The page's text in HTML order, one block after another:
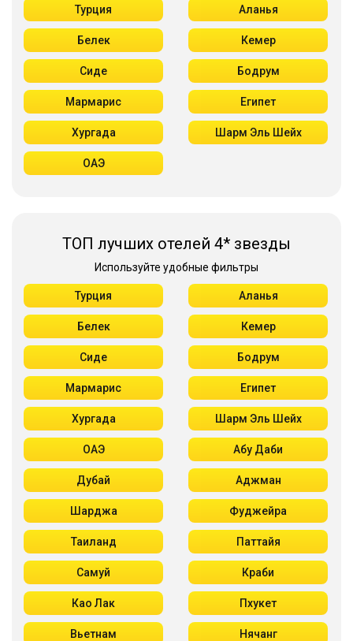
Турция Аланья
Белек Кемер
Сиде Бодрум
Мармарис Египет
Хургада Шарм Эль Шейх
ОАЭ
ТОП лучших отелей 4* звезды
Используйте удобные фильтры
Турция Аланья
Белек Кемер
Сиде Бодрум
Мармарис Египет
Хургада Шарм Эль Шейх
ОАЭ Абу Даби
Дубай Аджман
Шарджа Фуджейра
Таиланд Паттайя
Самуй Краби
Као Лак Пхукет
Вьетнам Нячанг